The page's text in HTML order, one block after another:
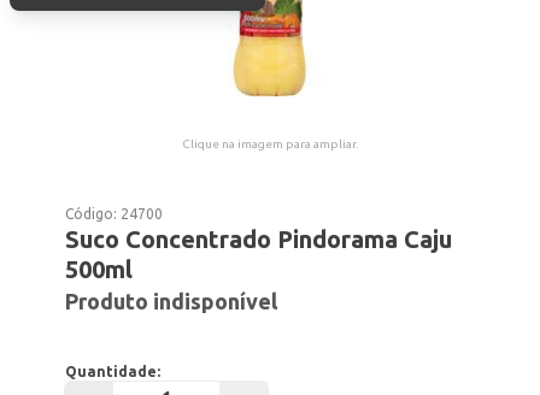
Clique na imagem para ampliar.
Código: 24700
Suco Concentrado Pindorama Caju
500ml
Produto indisponível
Quantidade: